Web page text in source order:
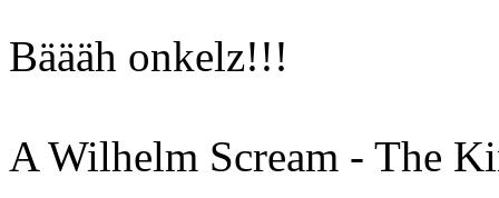
Bäääh onkelz!!!
A Wilhelm Scream - The